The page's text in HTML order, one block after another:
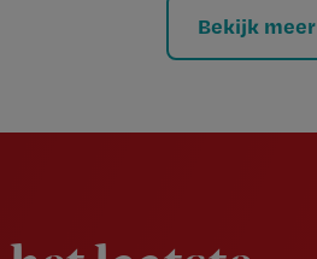
Bekijk meer